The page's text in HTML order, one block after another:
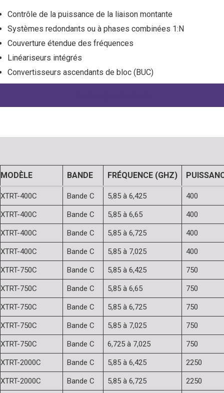
Contrôle de la puissance de la liaison montante
Systèmes redondants ou à phases combinées 1:N
Couverture étendue des fréquences
Linéariseurs intégrés
Convertisseurs ascendants de bloc (BUC)
MODÈLE BANDE FRÉQUENCE (GHZ)
XTRT-400C Bande C 5,85 à 6,425 400
XTRT-400C Bande C 5,85 à 6,65 400
XTRT-400C Bande C 5,85 à 6,725 400
XTRT-400C Bande C 5,85 à 7,025 400
XTRT-750C Bande C 5,85 à 6,425 750
XTRT-750C Bande C 5,85 à 6,65 750
XTRT-750C Bande C 5,85 à 6,725 750
XTRT-750C Bande C 5,85 à 7,025 750
XTRT-750C Bande C 6,725 à 7,025 750
XTRT-2000C Bande C 5,85 à 6,425 2250
XTRT-2000C Bande C 5,85 à 6,725 2250